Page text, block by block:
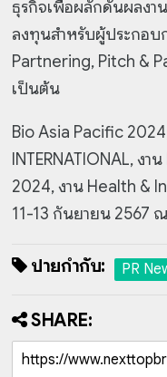
ธุรกิจเพื่อผลักดันผลงาน
ลงทุนสำหรับผู้ประกอบ
Partnering, Pitch &
เป็นต้น
Bio Asia Pacific
INTERNATIONAL, งา
2024, งาน Health &
11-13 กันยายน 2567 ณ
ป้ายกำกับ: PR
SHARE: